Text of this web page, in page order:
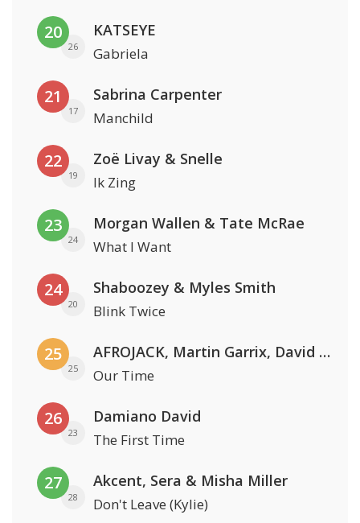
20
26
KATSEYE
Gabriela
21
17
Sabrina Carpenter
Manchild
22
19
Zoë Livay & Snelle
Ik Zing
23
24
Morgan Wallen & Tate McRae
What I Want
24
20
Shaboozey & Myles Smith
Blink Twice
25
25
AFROJACK, Martin Garrix, David Guetta & Amél
Our Time
26
23
Damiano David
The First Time
27
28
Akcent, Sera & Misha Miller
Don't Leave (Kylie)